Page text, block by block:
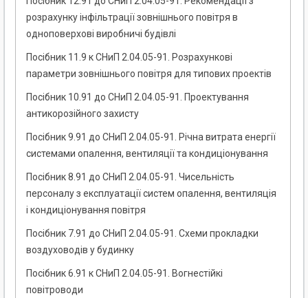
розрахунку інфільтрації зовнішнього повітря в
одноповерхові виробничі будівлі
Посібник 11.9 к СНиП 2.04.05-91. Розрахункові
параметри зовнішнього повітря для типових проектів
Посібник 10.91 до СНиП 2.04.05-91. Проектування
антикорозійного захисту
Посібник 9.91 до СНиП 2.04.05-91. Річна витрата енергії
системами опалення, вентиляції та кондиціонування
Посібник 8.91 до СНиП 2.04.05-91. Чисельність
персоналу з експлуатації систем опалення, вентиляція
і кондиціонування повітря
Посібник 7.91 до СНиП 2.04.05-91. Схеми прокладки
воздуховодів у будинку
Посібник 6.91 к СНиП 2.04.05-91. Вогнестійкі
повітроводи